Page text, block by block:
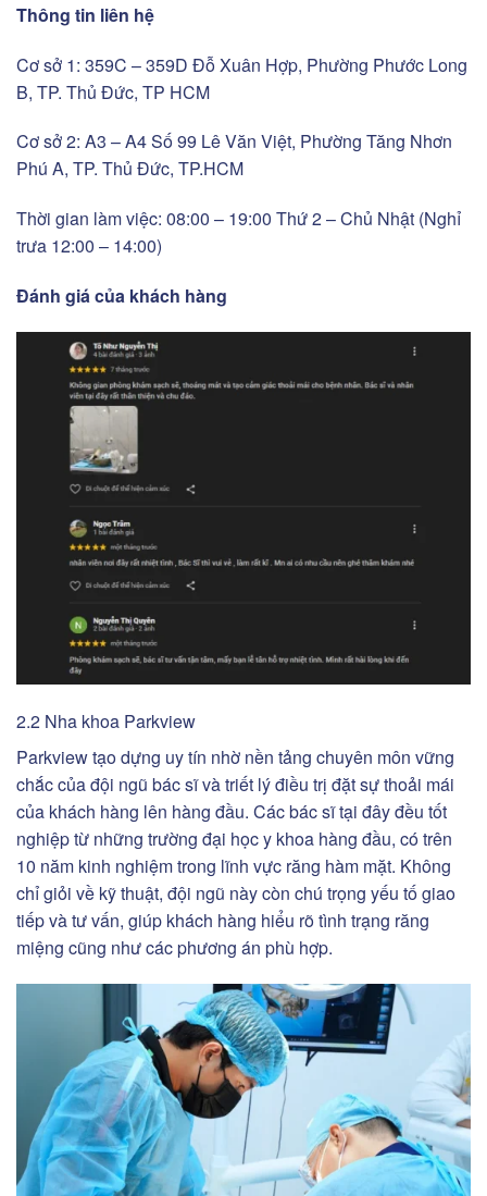
Thông tin liên hệ
Cơ sở 1: 359C – 359D Đỗ Xuân Hợp, Phường Phước Long
B, TP. Thủ Đức, TP HCM
Cơ sở 2: A3 – A4 Số 99 Lê Văn Việt, Phường Tăng Nhơn
Phú A, TP. Thủ Đức, TP.HCM
Thời gian làm việc: 08:00 – 19:00 Thứ 2 – Chủ Nhật (Nghỉ
trưa 12:00 – 14:00)
Đánh giá của khách hàng
2.2 Nha khoa Parkview
Parkview tạo dựng uy tín nhờ nền tảng chuyên môn vững
chắc của đội ngũ bác sĩ và triết lý điều trị đặt sự thoải mái
của khách hàng lên hàng đầu. Các bác sĩ tại đây đều tốt
nghiệp từ những trường đại học y khoa hàng đầu, có trên
10 năm kinh nghiệm trong lĩnh vực răng hàm mặt. Không
chỉ giỏi về kỹ thuật, đội ngũ này còn chú trọng yếu tố giao
tiếp và tư vấn, giúp khách hàng hiểu rõ tình trạng răng
miệng cũng như các phương án phù hợp.